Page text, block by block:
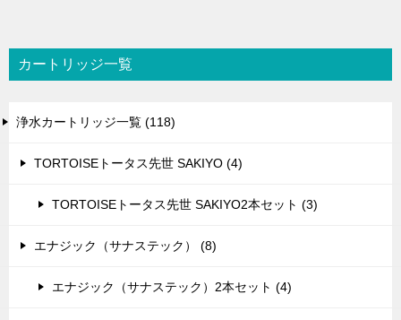
カートリッジ一覧
浄水カートリッジ一覧 (118)
TORTOISEトータス先世 SAKIYO (4)
TORTOISEトータス先世 SAKIYO2本セット (3)
エナジック（サナステック） (8)
エナジック（サナステック）2本セット (4)